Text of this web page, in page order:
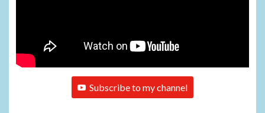
Subscribe to my channel